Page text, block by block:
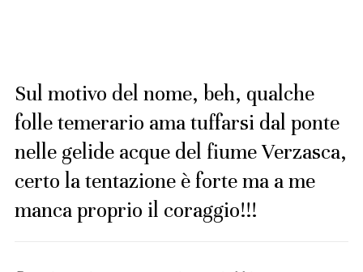
Sul motivo del nome, beh, qualche
folle temerario ama tuffarsi dal ponte
nelle gelide acque del fiume Verzasca,
certo la tentazione è forte ma a me
manca proprio il coraggio!!!